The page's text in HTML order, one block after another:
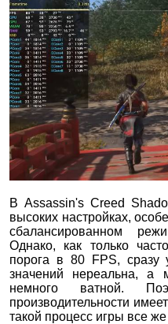
В Assassin's Creed
высоких настройках,
сбалансированном
Однако, как только
порога в 80 FPS, сразу
значений нереальна, а
немного ватной.
производительности
такой процесс игры все же